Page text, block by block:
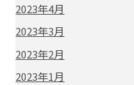
2023年4月
2023年3月
2023年2月
2023年1月